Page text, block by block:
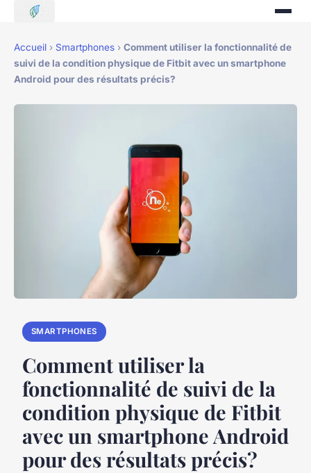
Accueil › Smartphones › Comment utiliser la fonctionnalité de
suivi de la condition physique de Fitbit avec un smartphone
Android pour des résultats précis?
SMARTPHONES
Comment utiliser la
fonctionnalité de suivi de la
condition physique de Fitbit
avec un smartphone Android
pour des résultats précis?